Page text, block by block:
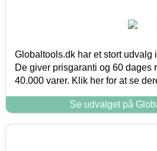
Globaltools.dk har et stort
De giver prisgaranti og 60 dages
40.000 varer. Klik her for at se
Se udvalget på